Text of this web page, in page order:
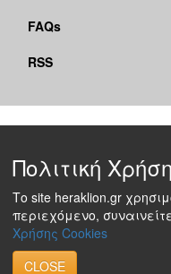
FAQs
RSS
Πολιτική
Το site heraklion.gr
περιεχόμενο,
Χρήσης Cookies
CLOSE